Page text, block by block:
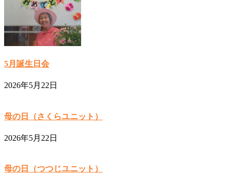
5月誕生日会
2026年5月22日
母の日（さくらユニット）
2026年5月22日
母の日（つつじユニット）